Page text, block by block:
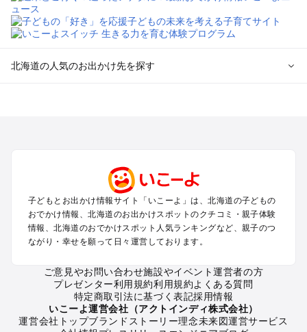
北海道の人気のお出かけ先を探す
函館・湯の川温泉・大沼・松前のプールお出かけ
帯広・十勝・サホロ・狩勝高原のプールお出かけ
千歳・石狩・空知・美唄のプールお出かけ
小樽・積丹・キロロのプールお出かけ
富良野・美瑛・トマム・占冠のプールお出かけ
知床・ウトロ・羅臼・網走・北見のプールお出かけ
釧路・阿寒・屈斜路・川湯・根室のプールお出かけ
えりも・日高・新冠のプールお出かけ
稚内・宗谷岬・留萌のプールお出かけ
子どもとお出かけ情報サイト「いこーよ」は、北海道の子どもの
おでかけ情報、北海道のお出かけスポットのクチコミ・親子体験
情報、北海道のおでかけスポット人気ランキングなど、親子のつ
ながり・幸せを願って日々運営しております。
ご意見やお問い合わせ施設やイベント運営者の方
プレゼンター利用規約利用規約よくある質問
特定商取引法に基づく表記採用情報
いこーよ運営会社（アクトインディ株式会社）
運営会社トップブランドストーリー理念未来図運営サービス